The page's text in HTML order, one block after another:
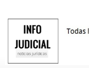
contenido